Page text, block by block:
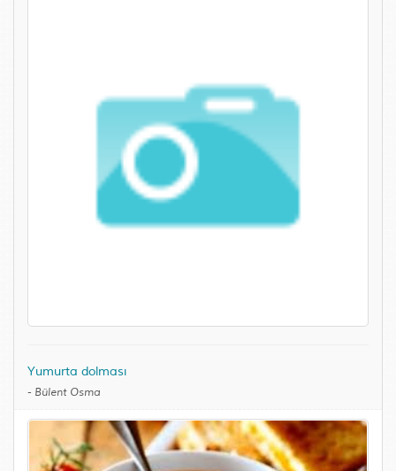
Yumurta dolması
- Bülent Osma